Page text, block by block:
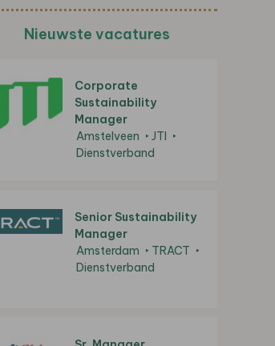
Nieuwste vacatures
Corporate
Sustainability
Manager
Amstelveen
JTI
Dienstverband
Senior Sustainability
Manager
Amsterdam
TRACT
Dienstverband